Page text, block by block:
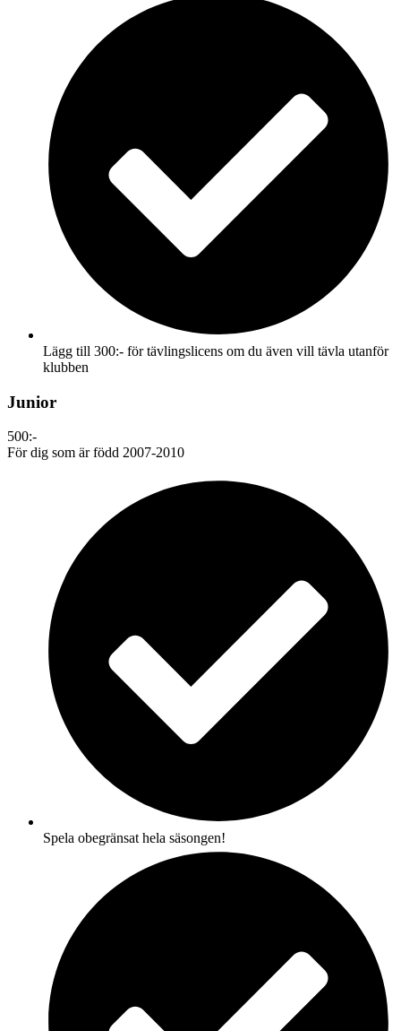
Lägg till 300:- för tävlingslicens om du även vill tävla utanför
klubben
Junior
500:-
För dig som är född 2007-2010
Spela obegränsat hela säsongen!